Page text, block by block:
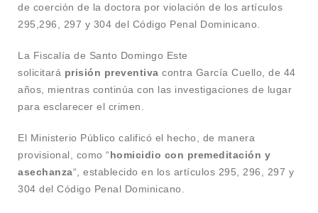
de coerción de la doctora por violación de los artículos
295,296, 297 y 304 del Código Penal Dominicano.
La Fiscalía de Santo Domingo Este
solicitará prisión preventiva contra García Cuello, de 44
años, mientras continúa con las investigaciones de lugar
para esclarecer el crimen.
El Ministerio Público calificó el hecho, de manera
provisional, como “homicidio con premeditación y
asechanza“, establecido en los artículos 295, 296, 297 y
304 del Código Penal Dominicano.